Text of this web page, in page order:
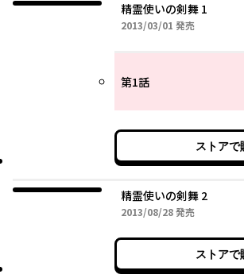
精霊使いの剣舞 1
2013/03/01 2013年03月01日
発売
第1話
ストアで
精霊使いの剣舞 2
2013/08/282013年08月28日
発売
ストアで